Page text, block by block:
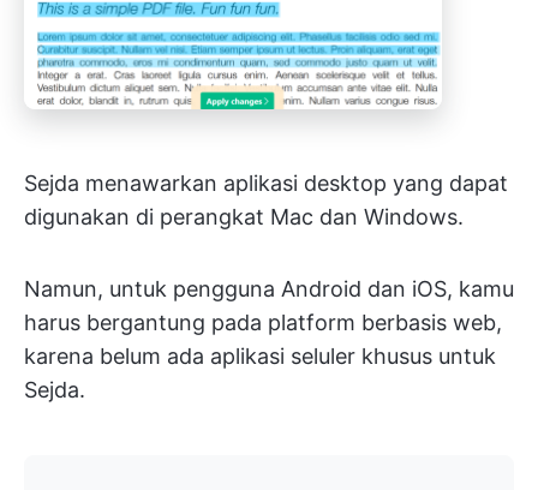
Sejda menawarkan aplikasi desktop yang dapat
digunakan di perangkat Mac dan Windows.
Namun, untuk pengguna Android dan iOS, kamu
harus bergantung pada platform berbasis web,
karena belum ada aplikasi seluler khusus untuk
Sejda.